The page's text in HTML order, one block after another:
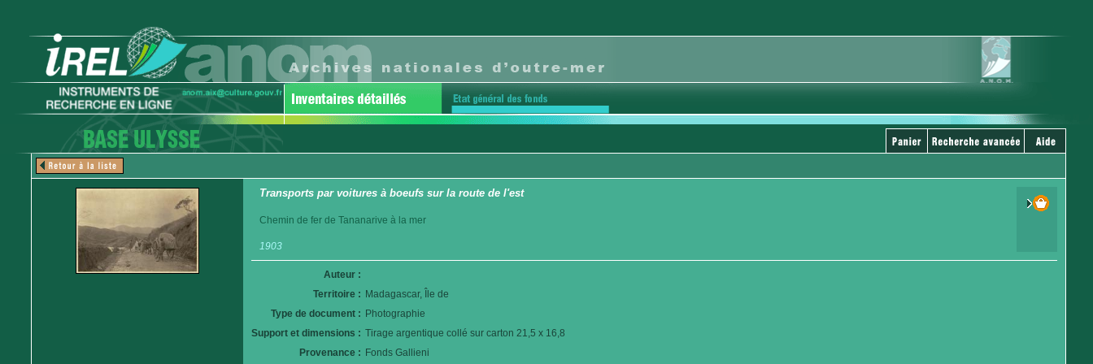
Transports par voitures à boeufs sur la route de l'est
Chemin de fer de Tananarive à la mer
1903
Auteur :
Territoire : Madagascar, Île de
Type de document : Photographie
Support et dimensions : Tirage argentique collé sur carton 21,5 x 16,8
Provenance : Fonds Gallieni